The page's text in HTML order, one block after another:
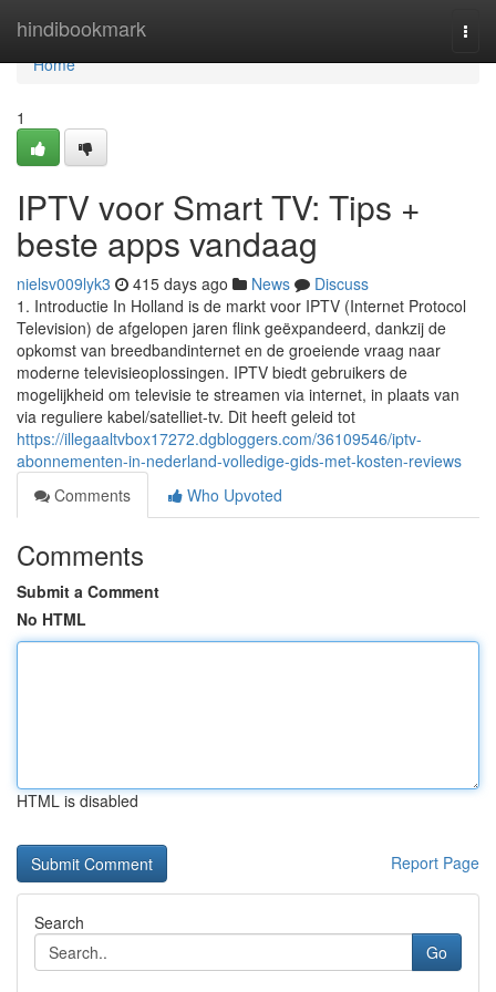
hindibookmark
Home
Home
1
IPTV voor Smart TV: Tips +
beste apps vandaag
nielsv009lyk3 415 days ago News
Discuss
1. Introductie In Holland is de markt voor IPTV (Internet Protocol
Television) de afgelopen jaren flink geëxpandeerd, dankzij de
opkomst van breedbandinternet en de groeiende vraag naar
moderne televisieoplossingen. IPTV biedt gebruikers de
mogelijkheid om televisie te streamen via internet, in plaats van
via reguliere kabel/satelliet-tv. Dit heeft geleid tot
https://illegaaltvbox17272.dgbloggers.com/36109546/iptv-
abonnementen-in-nederland-volledige-gids-met-kosten-reviews
Comments
Who Upvoted
Comments
Submit a Comment
No HTML
HTML is disabled
Report Page
Search
Go